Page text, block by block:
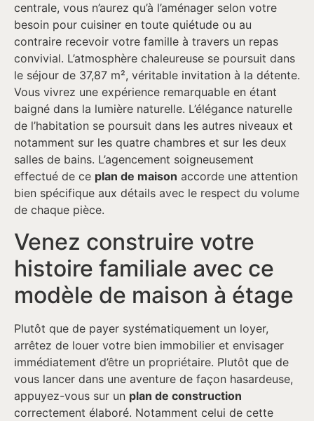
centrale, vous n’aurez qu’à l’aménager selon votre
besoin pour cuisiner en toute quiétude ou au
contraire recevoir votre famille à travers un repas
convivial. L’atmosphère chaleureuse se poursuit dans
le séjour de 37,87 m², véritable invitation à la détente.
Vous vivrez une expérience remarquable en étant
baigné dans la lumière naturelle. L’élégance naturelle
de l’habitation se poursuit dans les autres niveaux et
notamment sur les quatre chambres et sur les deux
salles de bains. L’agencement soigneusement
effectué de ce plan de maison accorde une attention
bien spécifique aux détails avec le respect du volume
de chaque pièce.
Venez construire votre
histoire familiale avec ce
modèle de maison à étage
Plutôt que de payer systématiquement un loyer,
arrêtez de louer votre bien immobilier et envisager
immédiatement d’être un propriétaire. Plutôt que de
vous lancer dans une aventure de façon hasardeuse,
appuyez-vous sur un plan de construction
correctement élaboré. Notamment celui de cette